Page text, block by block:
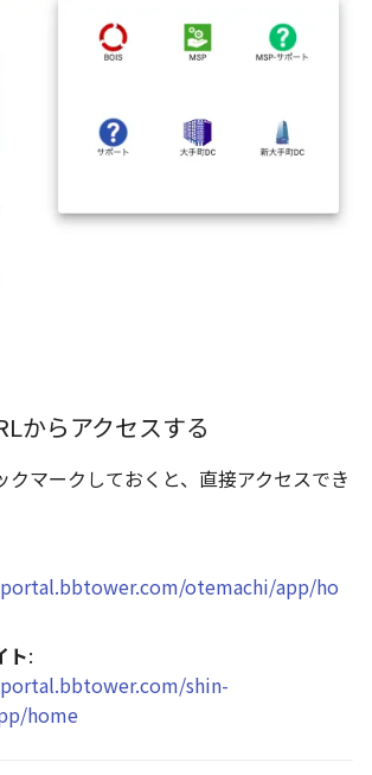
からアクセスする
クマークしておくと、直接アクセスでき
otemachi/app/ho
ト:
shin-
home